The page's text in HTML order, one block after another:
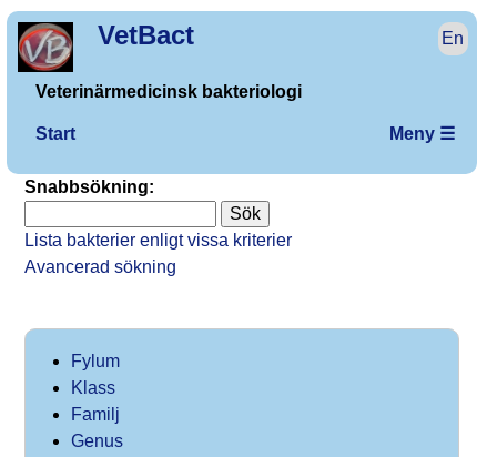
VetBact En
Veterinärmedicinsk bakteriologi
Start Meny ☰
Snabbsökning:
Lista bakterier enligt vissa kriterier
Avancerad sökning
Fylum
Klass
Familj
Genus